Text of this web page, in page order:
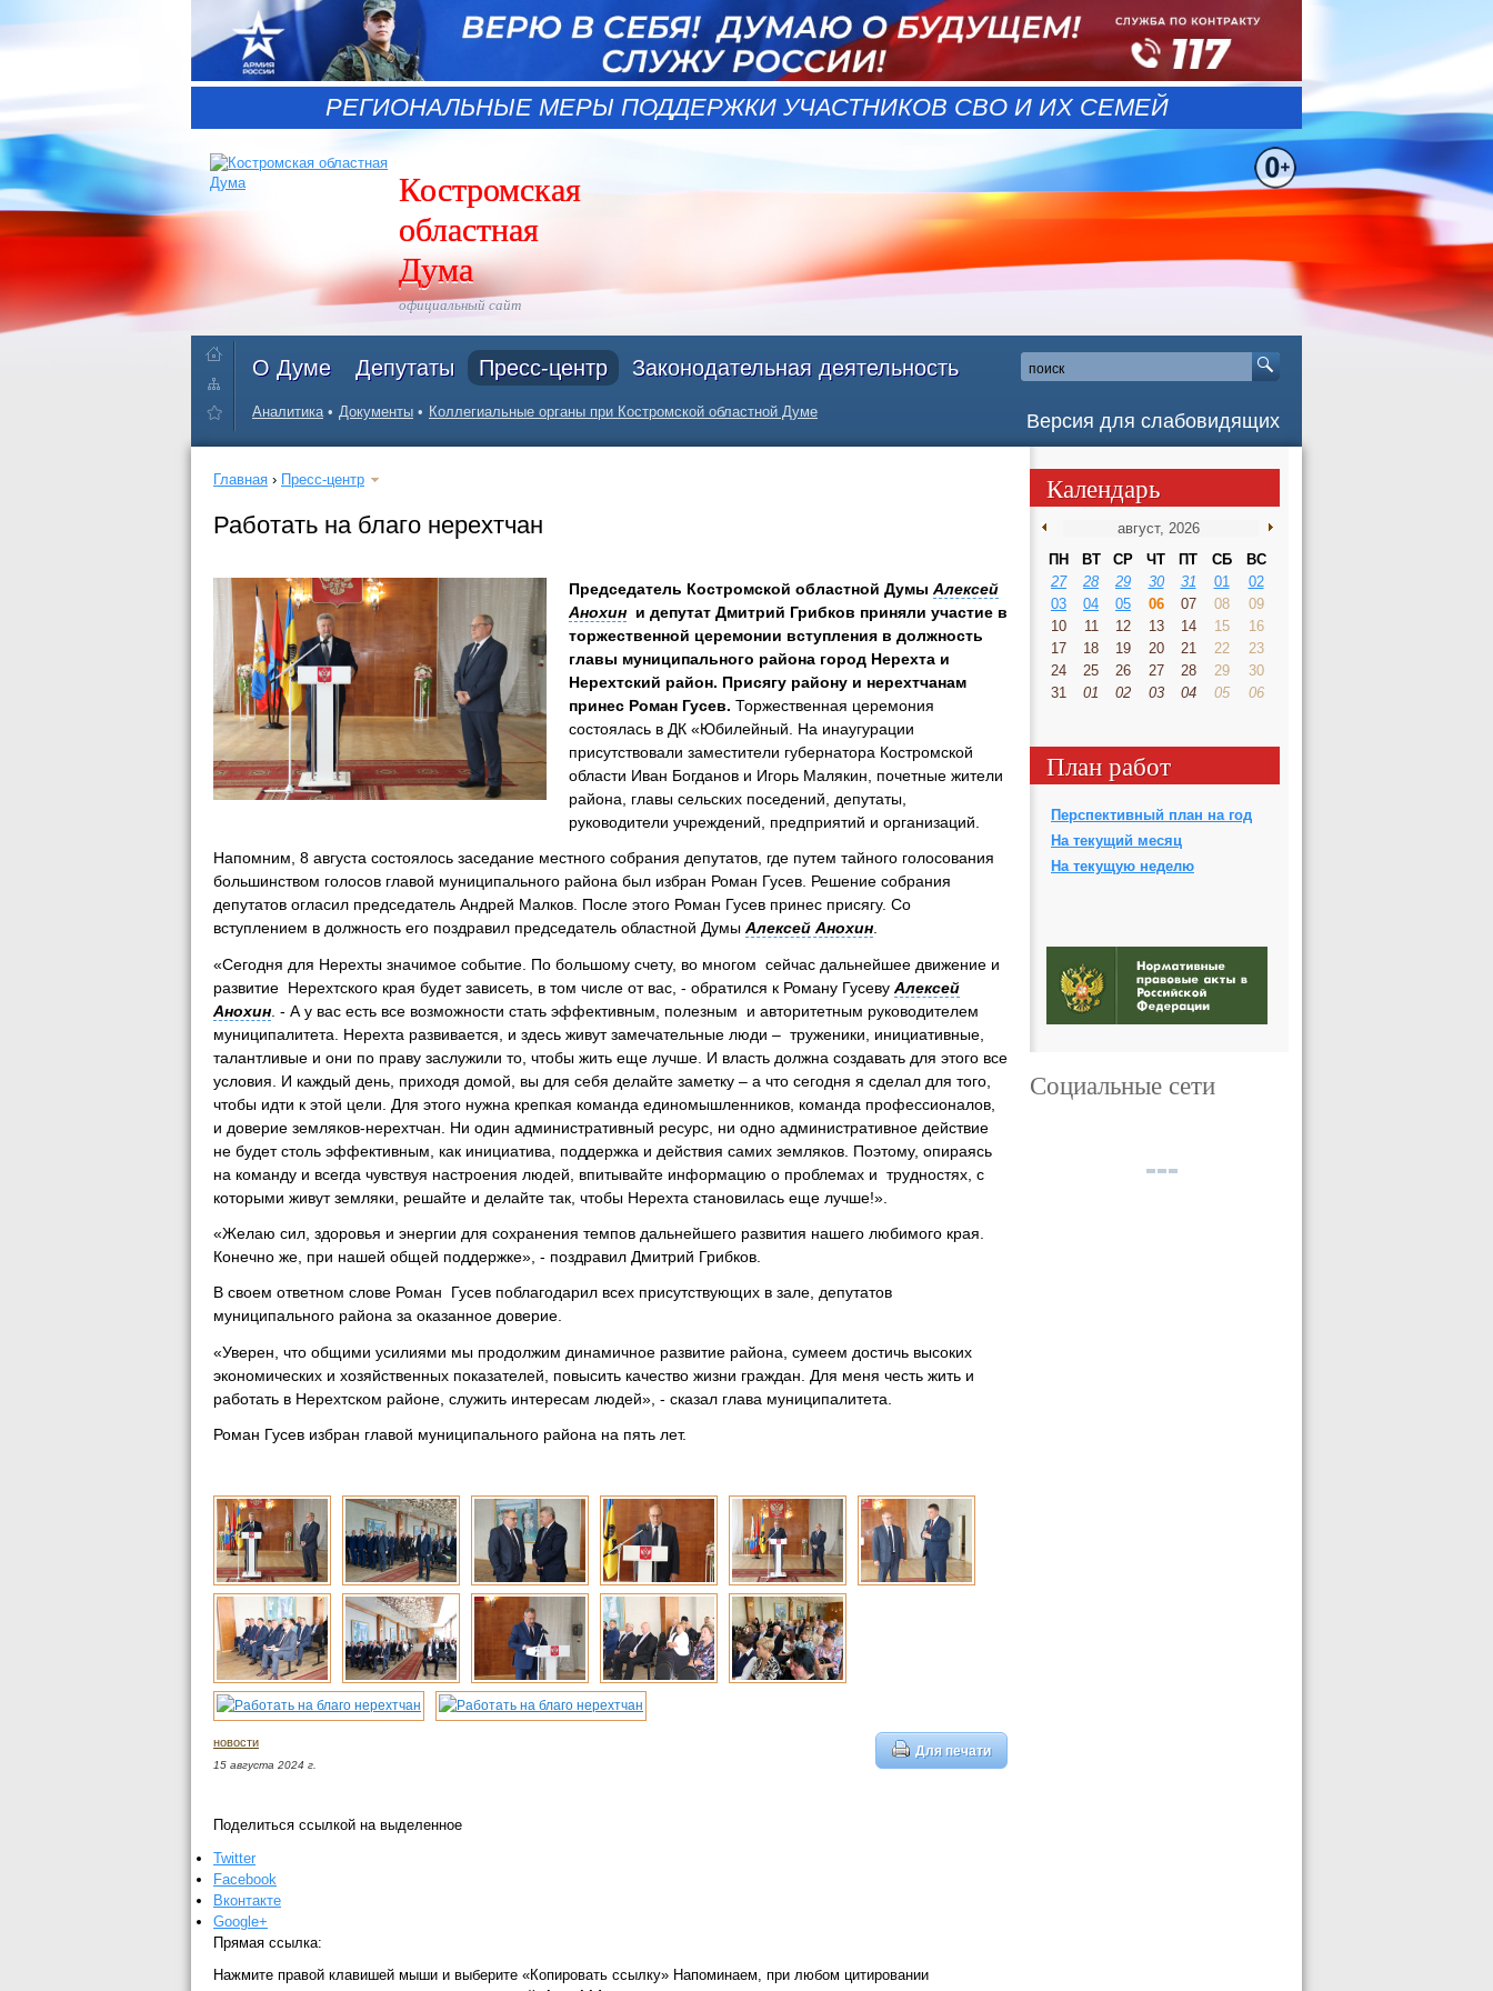
РЕГИОНАЛЬНЫЕ МЕРЫ ПОДДЕРЖКИ УЧАСТНИКОВ СВО И ИХ СЕМЕЙ
Костромская
областная
Дума
официальный сайт
Версия для слабовидящих
О Думе Депутаты Пресс-центр Законодательная деятельность
Аналитика Документы Коллегиальные органы при Костромской областной Думе
Главная › Пресс-центр
Работать на благо нерехтчан
Председатель Костромской областной Думы Алексей
Анохин и депутат Дмитрий Грибков приняли участие в
торжественной церемонии вступления в должность
главы муниципального района город Нерехта и
Нерехтский район. Присягу району и нерехтчанам
принес Роман Гусев. Торжественная церемония
состоялась в ДК «Юбилейный. На инаугурации
присутствовали заместители губернатора Костромской
области Иван Богданов и Игорь Малякин, почетные жители
района, главы сельских поседений, депутаты,
руководители учреждений, предприятий и организаций.
Напомним, 8 августа состоялось заседание местного собрания депутатов, где путем тайного голосования
большинством голосов главой муниципального района был избран Роман Гусев. Решение собрания
депутатов огласил председатель Андрей Малков. После этого Роман Гусев принес присягу. Со
вступлением в должность его поздравил председатель областной Думы Алексей Анохин
«Сегодня для Нерехты значимое событие. По большому счету, во многом сейчас дальнейшее движение и
развитие Нерехтского края будет зависеть, в том числе от вас, - обратился к Роману Гусеву Алексей
Анохин . - А у вас есть все возможности стать эффективным, полезным и авторитетным руководителем
муниципалитета. Нерехта развивается, и здесь живут замечательные люди – труженики, инициативные,
талантливые и они по праву заслужили то, чтобы жить еще лучше. И власть должна создавать для этого все
условия. И каждый день, приходя домой, вы для себя делайте заметку – а что сегодня я сделал для того,
чтобы идти к этой цели. Для этого нужна крепкая команда единомышленников, команда профессионалов,
и доверие земляков-нерехтчан. Ни один административный ресурс, ни одно административное действие
не будет столь эффективным, как инициатива, поддержка и действия самих земляков. Поэтому, опираясь
на команду и всегда чувствуя настроения людей, впитывайте информацию о проблемах и трудностях, с
которыми живут земляки, решайте и делайте так, чтобы Нерехта становилась еще лучше!».
«Желаю сил, здоровья и энергии для сохранения темпов дальнейшего развития нашего любимого края.
Конечно же, при нашей общей поддержке», - поздравил Дмитрий Грибков.
В своем ответном слове Роман Гусев поблагодарил всех присутствующих в зале, депутатов
муниципального района за оказанное доверие.
«Уверен, что общими усилиями мы продолжим динамичное развитие района, сумеем достичь высоких
экономических и хозяйственных показателей, повысить качество жизни граждан. Для меня честь жить и
работать в Нерехтском районе, служить интересам людей», - сказал глава муниципалитета.
Роман Гусев избран главой муниципального района на пять лет.
Для печати
новости
15 августа 2024 г.
Поделиться ссылкой на выделенное
Twitter
Facebook
Вконтакте
Google+
Прямая ссылка:
Нажмите правой клавишей мыши и выберите «Копировать ссылку» Напоминаем, при любом цитировании
Календарь
ПН ВТ СР ЧТ ПТ СБ
ВС
27
28 29 30 31 01
02
03
04 05 06 07 08
09
10
11 12 13 14 15
16
17
18 19 20 21 22
23
24
25 26 27 28 29
30
31
01 02 03 04 05 06
План работ
Перспективный план на год
На текущий месяц
На текущую неделю
Социальные сети